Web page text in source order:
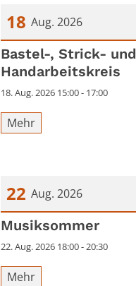
18 Aug. 2026
Datum: 18. August 2026
Bastel-, Strick- und
Handarbeitskreis
18. Aug. 2026 15:00 - 17:00
Mehr
22 Aug. 2026
Datum: 22. August 2026
Musiksommer
22. Aug. 2026 18:00 - 20:30
Mehr